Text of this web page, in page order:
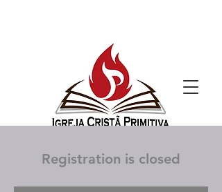
Registration is closed